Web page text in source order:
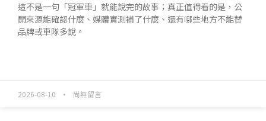
這不是一句「冠軍車」就能說完的故事；真正值得看的是，公
開來源能確認什麼、媒體實測補了什麼、還有哪些地方不能替
品牌或車隊多說。
2026-08-10 尚無留言